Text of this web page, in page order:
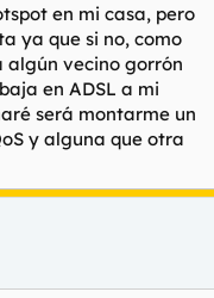
en mi casa, pero
ya que si no, como
algún vecino gorrón
en ADSL a mi
será montarme un
y alguna que otra